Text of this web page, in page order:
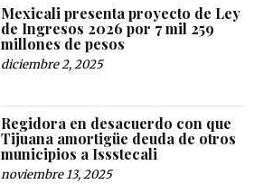
Mexicali presenta proyecto de Ley
de Ingresos 2026 por 7 mil 259
millones de pesos
diciembre 2, 2025
Regidora en desacuerdo con que
Tijuana amortigüe deuda de otros
municipios a Issstecali
noviembre 13, 2025